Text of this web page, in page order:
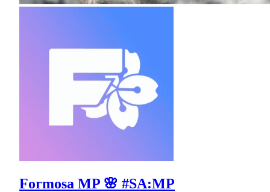
Formosa MP 🌸 #SA:MP